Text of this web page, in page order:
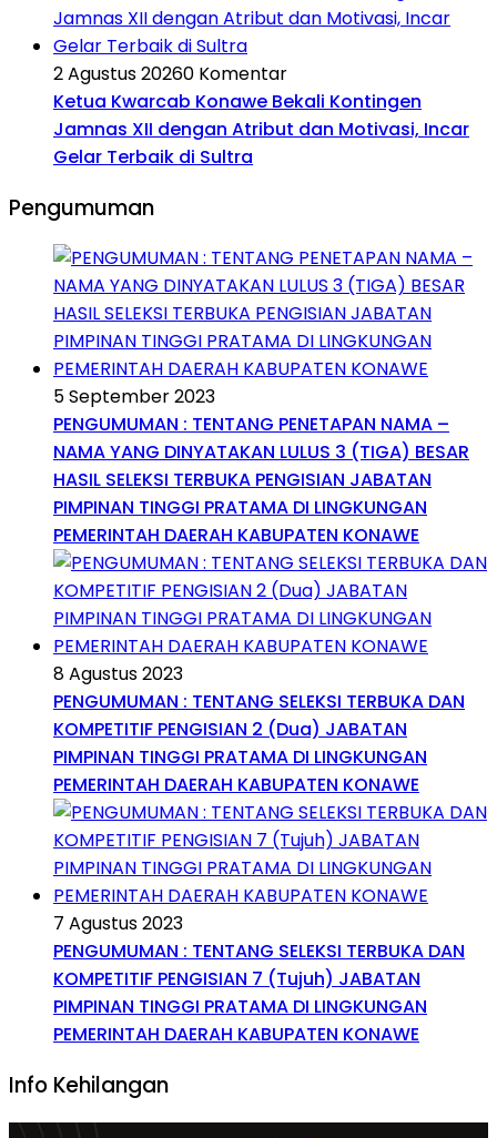
2 Agustus 20260 Komentar
Ketua Kwarcab Konawe Bekali Kontingen
Jamnas XII dengan Atribut dan Motivasi, Incar
Gelar Terbaik di Sultra
Pengumuman
5 September 2023
PENGUMUMAN : TENTANG PENETAPAN NAMA –
NAMA YANG DINYATAKAN LULUS 3 (TIGA) BESAR
HASIL SELEKSI TERBUKA PENGISIAN JABATAN
PIMPINAN TINGGI PRATAMA DI LINGKUNGAN
PEMERINTAH DAERAH KABUPATEN KONAWE
8 Agustus 2023
PENGUMUMAN : TENTANG SELEKSI TERBUKA DAN
KOMPETITIF PENGISIAN 2 (Dua) JABATAN
PIMPINAN TINGGI PRATAMA DI LINGKUNGAN
PEMERINTAH DAERAH KABUPATEN KONAWE
7 Agustus 2023
PENGUMUMAN : TENTANG SELEKSI TERBUKA DAN
KOMPETITIF PENGISIAN 7 (Tujuh) JABATAN
PIMPINAN TINGGI PRATAMA DI LINGKUNGAN
PEMERINTAH DAERAH KABUPATEN KONAWE
Info Kehilangan